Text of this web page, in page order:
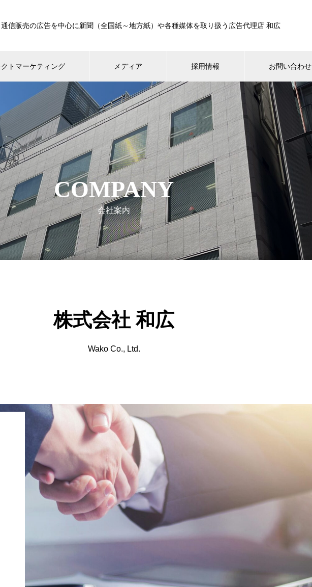
信販売の広告を中心に新聞（全国紙～地方紙）や各種媒体を取り扱う広告代理店 和広
トマーケティング メディア 採用情報 お問い合わせ
COMPANY
会社案内
株式会社 和広
Wako Co., Ltd.